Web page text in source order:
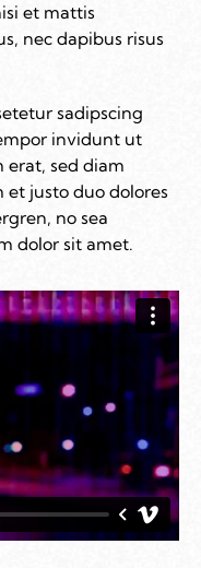
et mattis
nec dapibus risus
sadipscing
invidunt ut
erat, sed diam
et justo duo dolores
no sea
dolor sit amet.